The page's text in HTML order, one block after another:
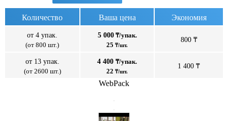
Количество Ваша цена Экономия
от 4 упак.
(от 800 шт.)
5 000₸/упак.
25 ₸/шт.
800 ₸
от 13 упак.
(от 2600 шт.)
4 400 ₸/упак.
22 ₸/шт.
1 400 ₸
WebPack